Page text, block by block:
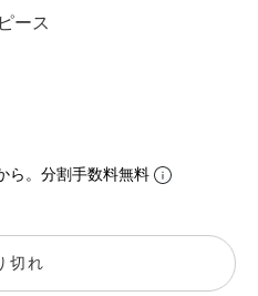
ース
ら。分割手数料無料
切れ